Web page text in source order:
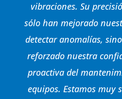
vibraciones. Su
sólo han mejorado
detectar anomalías,
reforzado nuestra
proactiva del
equipos. Estamos muy